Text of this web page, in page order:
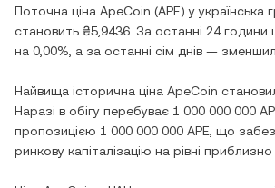
Поточна ціна ApeCoin (APE) уукраїнська
становить ₴5,9436 . За останні 24 години
на 0,00% , а за останні сім днів —
Найвища історична ціна ApeCoin
Наразі в обігу перебуває 1 000 000 000
пропозицією 1 000 000 000 APE , що
ринкову капіталізацію на рівні приблизно